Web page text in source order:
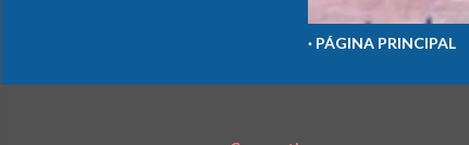
PÁGINA PRINCIPAL